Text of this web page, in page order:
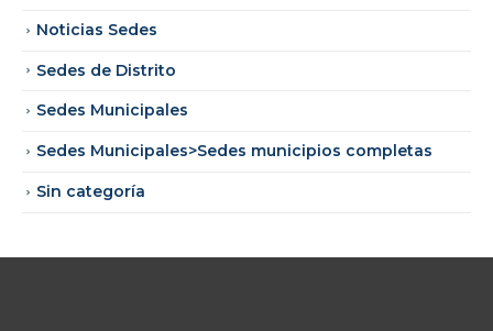
Noticias Sedes
Sedes de Distrito
Sedes Municipales
Sedes Municipales>Sedes municipios completas
Sin categoría